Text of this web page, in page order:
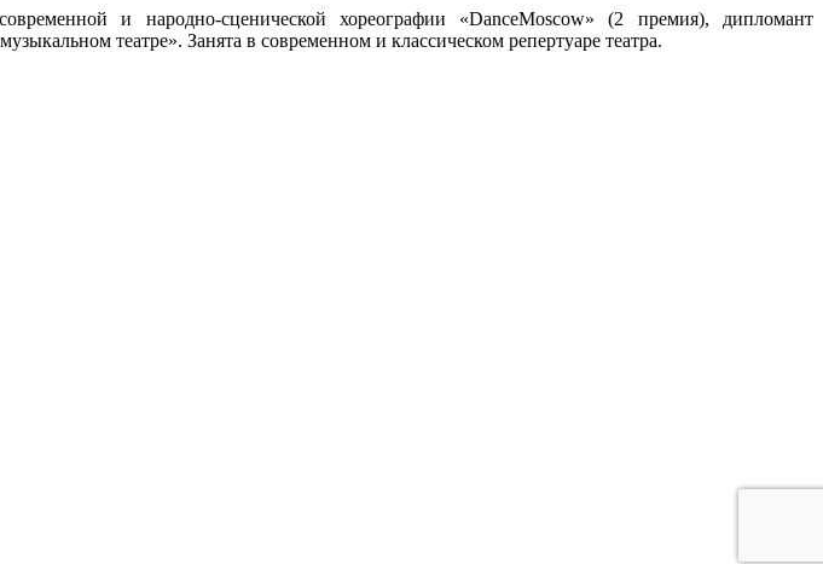
и народно-сценической хореографии «DanceMoscow» (2 премия), дипломант
театре». Занята в современном и классическом репертуаре театра.